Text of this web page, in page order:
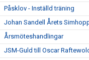
Påsklov - Inställd träning
Johan Sandell Årets
Årsmöteshandlingar
JSM-Guld till Oscar